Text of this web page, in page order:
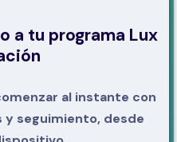
a tu programa Lux
al instante con
y seguimiento, desde